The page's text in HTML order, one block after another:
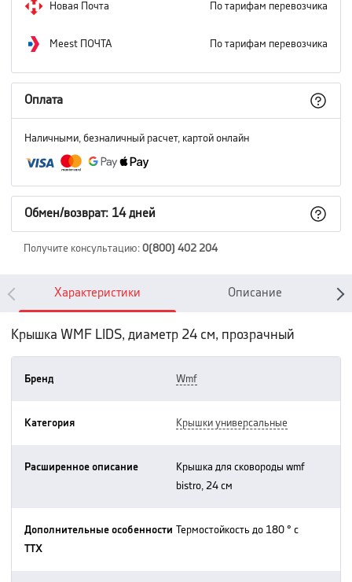
Новая Почта По тарифам перевозчика
Meest ПОЧТА По тарифам перевозчика
Оплата
Наличными, безналичный расчет, картой онлайн
Обмен/возврат: 14 дней
Получите консультацию: 0(800) 402 204
Характеристики Описание
Крышка WMF LIDS, диаметр 24 см, прозрачный
Бренд wmf
Категория крышки универсальные
Расширенное описание
крышка для сковороды wmf
bistro, 24 см
Дополнительные особенности
ТТХ
термостойкость до 180 ° c